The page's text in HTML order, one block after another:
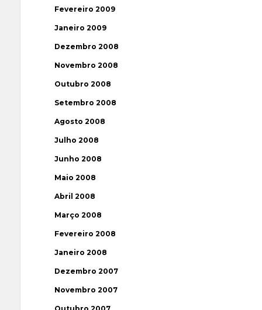
Fevereiro 2009
Janeiro 2009
Dezembro 2008
Novembro 2008
Outubro 2008
Setembro 2008
Agosto 2008
Julho 2008
Junho 2008
Maio 2008
Abril 2008
Março 2008
Fevereiro 2008
Janeiro 2008
Dezembro 2007
Novembro 2007